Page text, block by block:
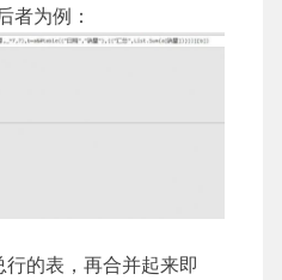
者为例：
的表，再合并起来即